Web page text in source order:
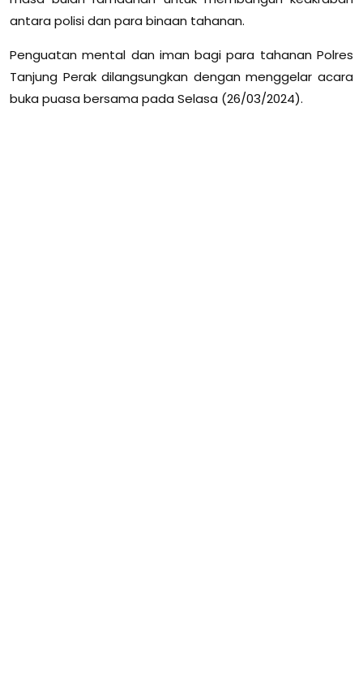
antara polisi dan para binaan tahanan.
Penguatan mental dan iman bagi para tahanan Polres
Tanjung Perak dilangsungkan dengan menggelar acara
buka puasa bersama pada Selasa (26/03/2024).